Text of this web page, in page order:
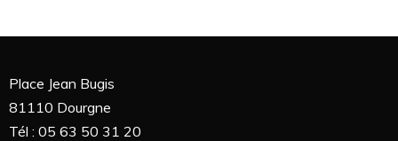
Place Jean Bugis
81110 Dourgne
Tél : 05 63 50 31 20